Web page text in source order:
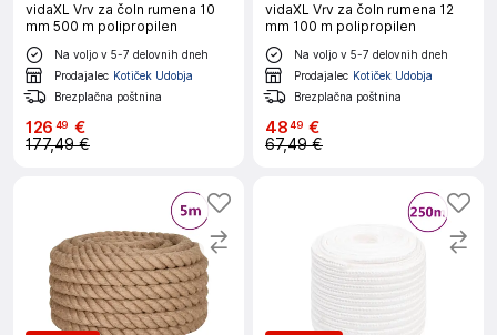
vidaXL Vrv za čoln rumena 10
mm 500 m polipropilen
Na voljo v 5-7 delovnih dneh
Prodajalec Kotiček Udobja
Brezplačna poštnina
126 49 €
177,49 €
vidaXL Vrv za čoln rumena 12
mm 100 m polipropilen
Na voljo v 5-7 delovnih dneh
Prodajalec Kotiček Udobja
Brezplačna poštnina
4849 €
67,49 €